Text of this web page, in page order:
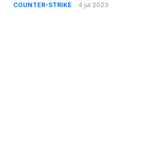
COUNTER-STRIKE 4 jul 2023